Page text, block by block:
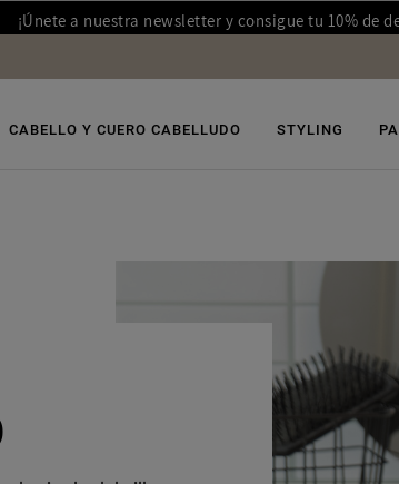
¡Únete a nuestra newsletter y consigue tu 10% de
CABELLO Y CUERO CABELLUDO STYLING